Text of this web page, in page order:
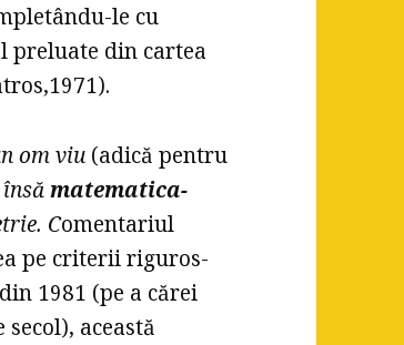
le cu
preluate din cartea
om viu (adică pentru
însămatematica-
Comentariul
pe criterii riguros-
1981 (pe a cărei
această